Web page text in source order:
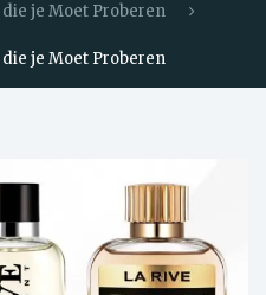
je Moet Proberen
je Moet Proberen